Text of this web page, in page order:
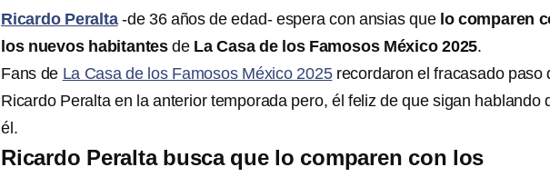
Ricardo Peralta-de 36 años de edad- espera con ansias que lo comparen
los nuevos habitantes de La Casa de los Famosos México 2025.
Fans de La Casa de los Famosos México 2025recordaron el fracasado paso
Ricardo Peralta en la anterior temporada pero, él feliz de que sigan hablando
él.
Ricardo Peralta busca que lo comparen con los